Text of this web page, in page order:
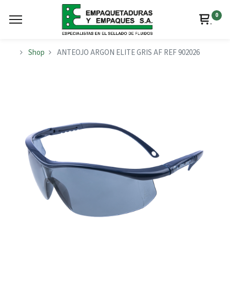
0
Shop ANTEOJO ARGON ELITE GRIS AF REF 902026